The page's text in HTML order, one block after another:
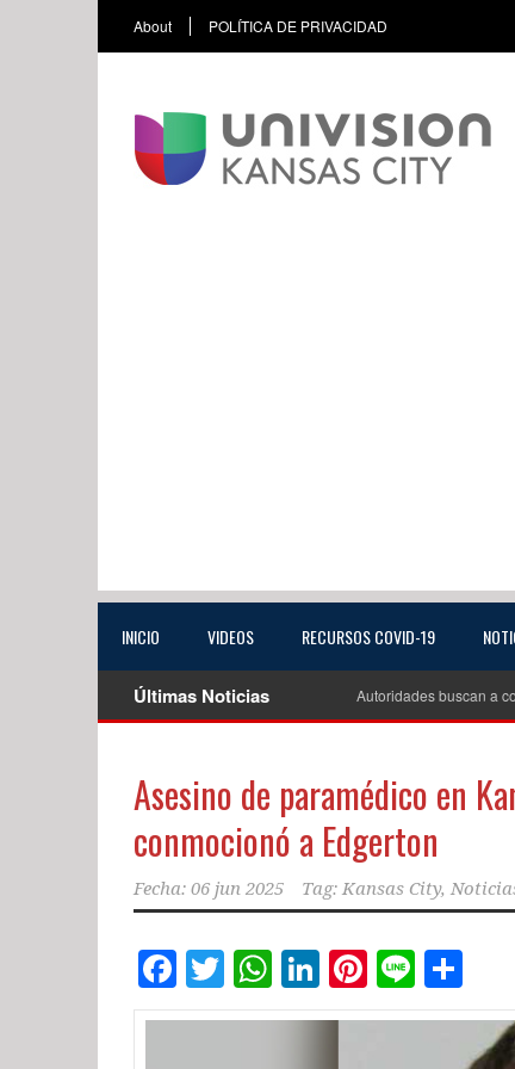
About POLÍTICA DE PRIVACIDAD
INICIO VIDEOS RECURSOS COVID-19
Últimas Noticias Autoridades buscan a
Asesino de paramédico en
conmocionó a Edgerton
Fecha: 06 jun 2025 Tag: Kansas City,
Facebook
Twitter
WhatsApp
LinkedIn
Pinterest
Line